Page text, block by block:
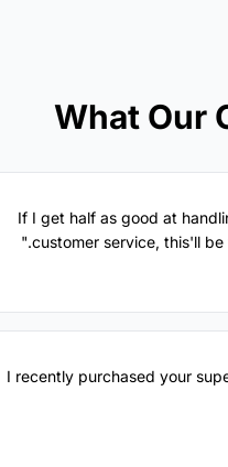
What Our
"If I get half as good at
customer service, this'll
"I recently purchased your